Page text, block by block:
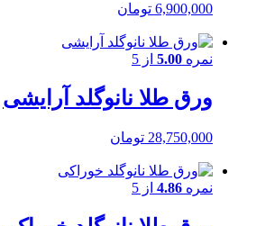
6,900,000 تومان
نمره 5.00 از 5
ورق طلا نانوگلد آرایشی
28,750,000 تومان
نمره 4.86 از 5